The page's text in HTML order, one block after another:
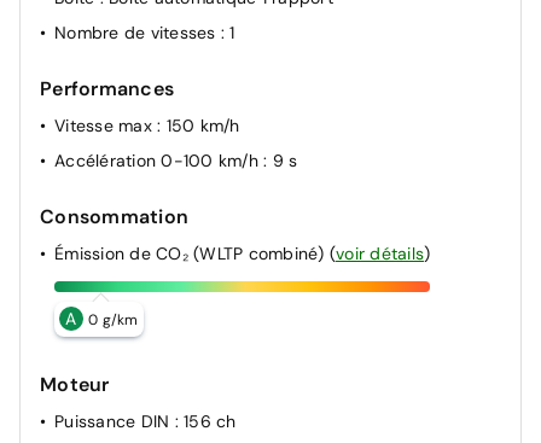
Nombre de vitesses : 1
Performances
Vitesse max : 150 km/h
Accélération 0-100 km/h : 9 s
Consommation
Émission de CO₂ (WLTP combiné) (voir détails)
A 0 g/km
Moteur
Puissance DIN : 156 ch